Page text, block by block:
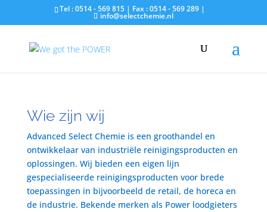
Tel : 0514 - 569 815 | Fax : 0514 - 569 289 |
info@selectchemie.nl
Wie zijn wij
Advanced Select Chemie is een groothandel en
ontwikkelaar van industriële reinigingsproducten en
oplossingen. Wij bieden een eigen lijn
gespecialiseerde reinigingsproducten voor brede
toepassingen in bijvoorbeeld de retail, de horeca en
de industrie. Bekende merken als Power loodgieters